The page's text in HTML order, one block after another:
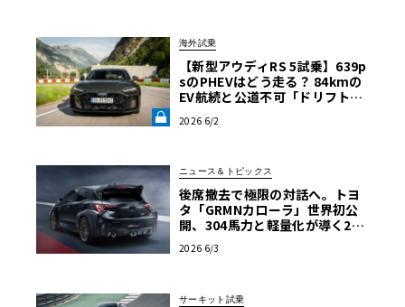
海外試乗
【新型アウディRS 5試乗】639p
sのPHEVはどう走る？ 84kmの
EV航続と公道不可「ドリフトモ
E VOLANT LAB》
2026 6/2
ニュース＆トピックス
後席撤去で極限の対話へ。トヨ
タ「GRMNカローラ」世界初公
開、304馬力と軽量化が導く2シ
2026 6/3
サーキット試乗